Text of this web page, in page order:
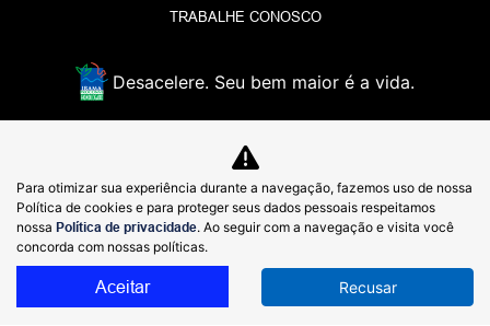
TRABALHE CONOSCO
Desacelere. Seu bem maior é a vida.
48.979.368/0007-65
Rua General Rondon, 1500, de 384 ao fim - lado par -
Quitandinha, - 25650-028
Para otimizar sua experiência durante a navegação, fazemos uso de nossa
Política de cookies e para proteger seus dados pessoais respeitamos
nossa Política de privacidade. Ao seguir com a navegação e visita você
concorda com nossas políticas.
Aceitar Recusar